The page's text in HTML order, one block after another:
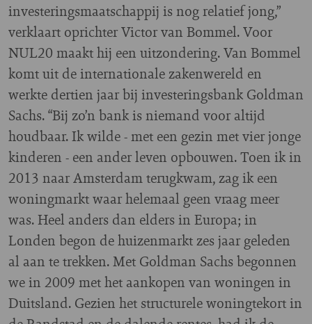
investeringsmaatschappij is nog relatief jong,”
verklaart oprichter Victor van Bommel. Voor
NUL20 maakt hij een uitzondering. Van Bommel
komt uit de internationale zakenwereld en
werkte dertien jaar bij investeringsbank Goldman
Sachs. “Bij zo’n bank is niemand voor altijd
houdbaar. Ik wilde - met een gezin met vier jonge
kinderen - een ander leven opbouwen. Toen ik in
2013 naar Amsterdam terugkwam, zag ik een
woningmarkt waar helemaal geen vraag meer
was. Heel anders dan elders in Europa; in
Londen begon de huizenmarkt zes jaar geleden
al aan te trekken. Met Goldman Sachs begonnen
we in 2009 met het aankopen van woningen in
Duitsland. Gezien het structurele woningtekort in